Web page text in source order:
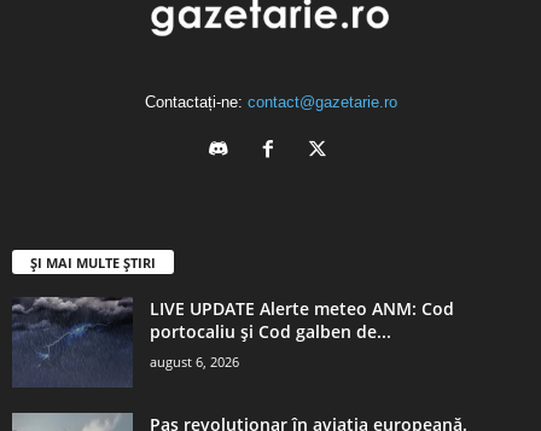
Contactați-ne: contact@gazetarie.ro
ȘI MAI MULTE ȘTIRI
LIVE UPDATE Alerte meteo ANM: Cod
portocaliu și Cod galben de...
august 6, 2026
Pas revoluționar în aviația europeană.